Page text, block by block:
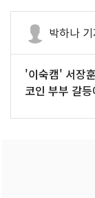
박하나
'이숙캠' 서장
코인 부부 갈